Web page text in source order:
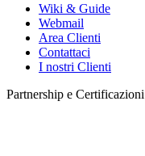
Wiki & Guide
Webmail
Area Clienti
Contattaci
I nostri Clienti
Partnership e Certificazioni